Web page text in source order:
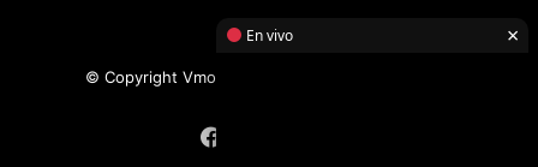
© Copyright Vmotor TI 2026, All Rights Reserved
En vivo ×